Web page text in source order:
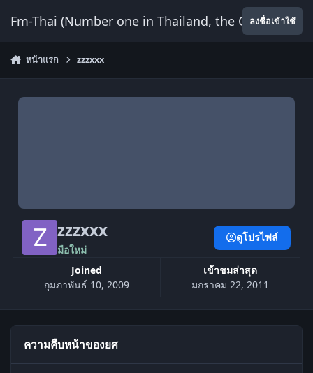
Fm-Thai (Number one in Thailand, the Onlyลงชื่อเข้าใช้
หน้าแรก zzzxxx
zzzxxx
มือใหม่
Joined
กุมภาพันธ์ 10, 2009
เข้าชมล่าสุด
มกราคม 22, 2011
ดูโปรไฟล์
ความคืบหน้าของยศ